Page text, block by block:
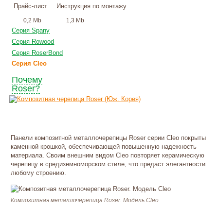
Прайс-лист
0,2 Mb
Инструкция по монтажу
1,3 Mb
Серия Spany
Серия Rowood
Серия RoserBond
Серия Cleo
Почему
Roser?
Панели композитной металлочерепицы Roser серии Cleo покрыты
каменной крошкой, обеспечивающей повышенную надежность
материала. Своим внешним видом Cleo повторяет керамическую
черепицу в средиземноморском стиле, что предаст элегантности
любому строению.
Композитная металлочерепица Roser. Модель Cleo